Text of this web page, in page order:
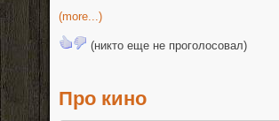
(more...)
(никто еще не проголосовал)
Про кино